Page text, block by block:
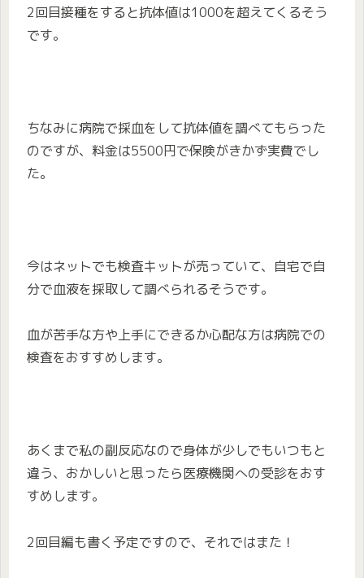
2回目接種をすると抗体値は1000を超えてくるそう
です。
ちなみに病院で採血をして抗体値を調べてもらった
のですが、料金は5500円で保険がきかず実費でし
た。
今はネットでも検査キットが売っていて、自宅で自
分で血液を採取して調べられるそうです。
血が苦手な方や上手にできるか心配な方は病院での
検査をおすすめします。
あくまで私の副反応なので身体が少しでもいつもと
違う、おかしいと思ったら医療機関への受診をおす
すめします。
2回目編も書く予定ですので、それではまた！